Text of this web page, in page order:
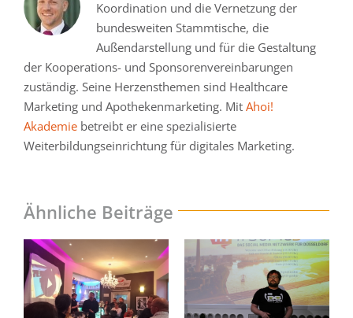
Koordination und die Vernetzung der
bundesweiten Stammtische, die
Außendarstellung und für die Gestaltung
der Kooperations- und Sponsorenvereinbarungen
zuständig. Seine Herzensthemen sind Healthcare
Marketing und Apothekenmarketing. Mit Ahoi!
Akademie betreibt er eine spezialisierte
Weiterbildungseinrichtung für digitales Marketing.
Ähnliche Beiträge